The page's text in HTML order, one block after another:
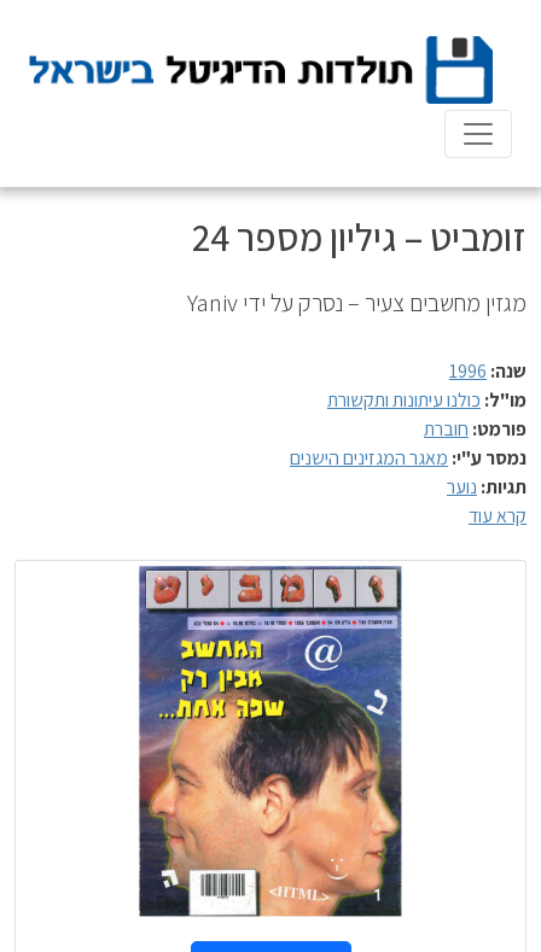
content
זומביט – גיליון מספר 24
מגזין מחשבים צעיר – נסרק על ידי Yaniv
שנה: 1996
מו"ל: כולנו עיתונות ותקשורת
פורמט: חוברת
נמסר ע"י: מאגר המגזינים הישנים
תגיות: נוער
קרא עוד